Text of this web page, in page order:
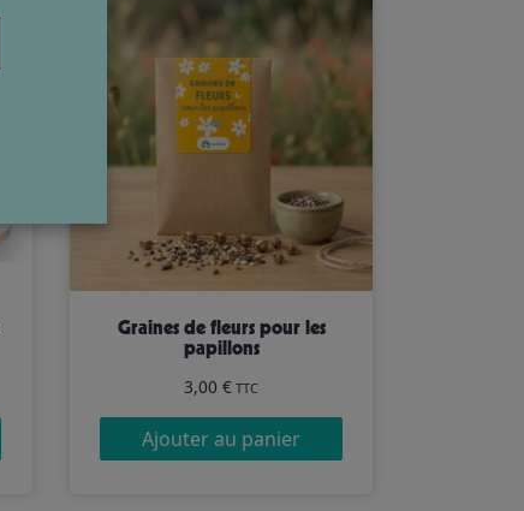
Graines de fleurs pour les
papillons
3,00€ TTC
Ajouter au panier